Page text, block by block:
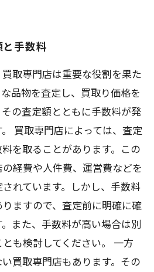
手数料
取専門店は重要な役割を果た
品物を査定し、買取り価格を
の査定額とともに手数料が発
買取専門店によっては、査定
を取ることがあります。この
経費や人件費、運営費などを
れています。しかし、手数料
ますので、査定前に明確に確
また、手数料が高い場合は別
も検討してください。 一方
買取専門店もあります。その